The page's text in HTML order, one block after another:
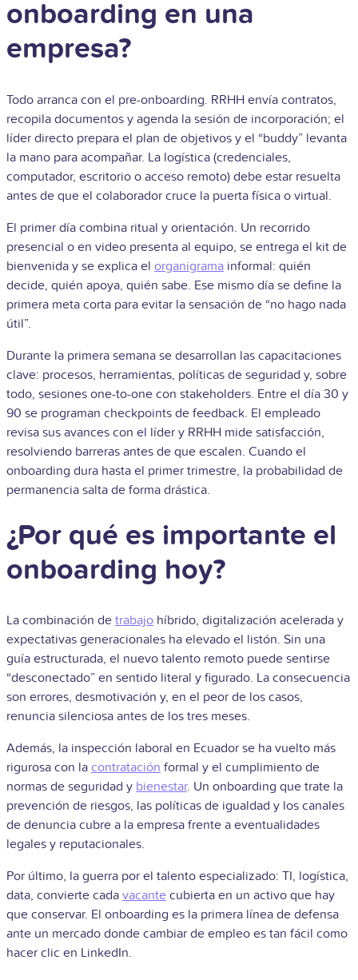
onboarding en una
empresa?
Todo arranca con el pre-onboarding. RRHH envía contratos,
recopila documentos y agenda la sesión de incorporación; el
líder directo prepara el plan de objetivos y el “buddy” levanta
la mano para acompañar. La logística (credenciales,
computador, escritorio o acceso remoto) debe estar resuelta
antes de que el colaborador cruce la puerta física o virtual.
El primer día combina ritual y orientación. Un recorrido
presencial o en video presenta al equipo, se entrega el kit de
bienvenida y se explica el organigrama informal: quién
decide, quién apoya, quién sabe. Ese mismo día se define la
primera meta corta para evitar la sensación de “no hago nada
útil”.
Durante la primera semana se desarrollan las capacitaciones
clave: procesos, herramientas, políticas de seguridad y, sobre
todo, sesiones one-to-one con stakeholders. Entre el día 30 y
90 se programan checkpoints de feedback. El empleado
revisa sus avances con el líder y RRHH mide satisfacción,
resolviendo barreras antes de que escalen. Cuando el
onboarding dura hasta el primer trimestre, la probabilidad de
permanencia salta de forma drástica.
¿Por qué es importante el
onboarding hoy?
La combinación de trabajo híbrido, digitalización acelerada y
expectativas generacionales ha elevado el listón. Sin una
guía estructurada, el nuevo talento remoto puede sentirse
“desconectado” en sentido literal y figurado. La consecuencia
son errores, desmotivación y, en el peor de los casos,
renuncia silenciosa antes de los tres meses.
Además, la inspección laboral en Ecuador se ha vuelto más
rigurosa con la contratación formal y el cumplimiento de
normas de seguridad y bienestar. Un onboarding que trate la
prevención de riesgos, las políticas de igualdad y los canales
de denuncia cubre a la empresa frente a eventualidades
legales y reputacionales.
Por último, la guerra por el talento especializado: TI, logística,
data, convierte cada vacante cubierta en un activo que hay
que conservar. El onboarding es la primera línea de defensa
ante un mercado donde cambiar de empleo es tan fácil como
hacer clic en LinkedIn.